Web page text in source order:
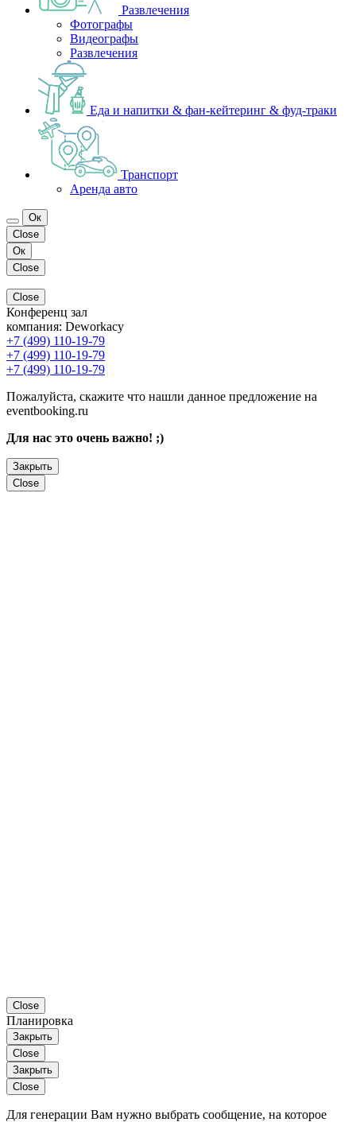
Развлечения
Фотографы
Видеографы
Развлечения
Еда и напитки & фан-кейтеринг & фуд-траки
Транспорт
Аренда авто
Ок
Close
Ок
Close
Close
Конференц зал
компания: Deworkacy
+7 (499) 110-19-79
+7 (499) 110-19-79
+7 (499) 110-19-79
Пожалуйста, скажите что нашли данное предложение на
eventbooking.ru
Для нас это очень важно! ;)
Закрыть
Close
Close
Планировка
Закрыть
Close
Закрыть
Close
Для генерации Вам нужно выбрать сообщение, на которое